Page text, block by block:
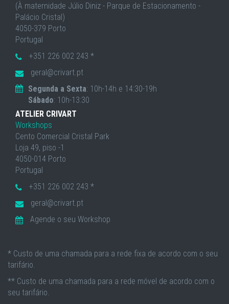
(À maternidade Júlio Diniz - Parque de Estacionamento -
Palácio Cristal)
4050-379 Porto
Portugal
+351 226 002 243 *
geral@crivart.pt
Segunda a Sexta: 10h-14h e 14:30-19h
Sábado: 10h-13:30
ATELIER CRIVART
Workshops
Cento Comercial Cristal Park
Loja 49, piso -1
4050-014 Porto
Portugal
+351 226 002 243 *
geral@crivart.pt
Agende o seu Workshop
* Custo de uma chamada para a rede fixa de acordo com o seu
tarifário.
** Custo de uma chamada para a rede móvel de acordo com o
seu tarifário.